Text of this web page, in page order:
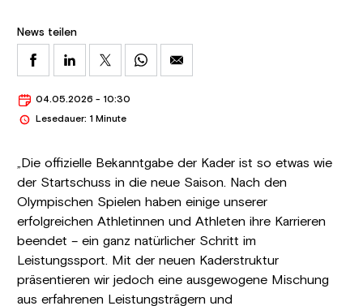
News teilen
04.05.2026 - 10:30
Lesedauer: 1 Minute
„Die offizielle Bekanntgabe der Kader ist so etwas wie
der Startschuss in die neue Saison. Nach den
Olympischen Spielen haben einige unserer
erfolgreichen Athletinnen und Athleten ihre Karrieren
beendet – ein ganz natürlicher Schritt im
Leistungssport. Mit der neuen Kaderstruktur
präsentieren wir jedoch eine ausgewogene Mischung
aus erfahrenen Leistungsträgern und